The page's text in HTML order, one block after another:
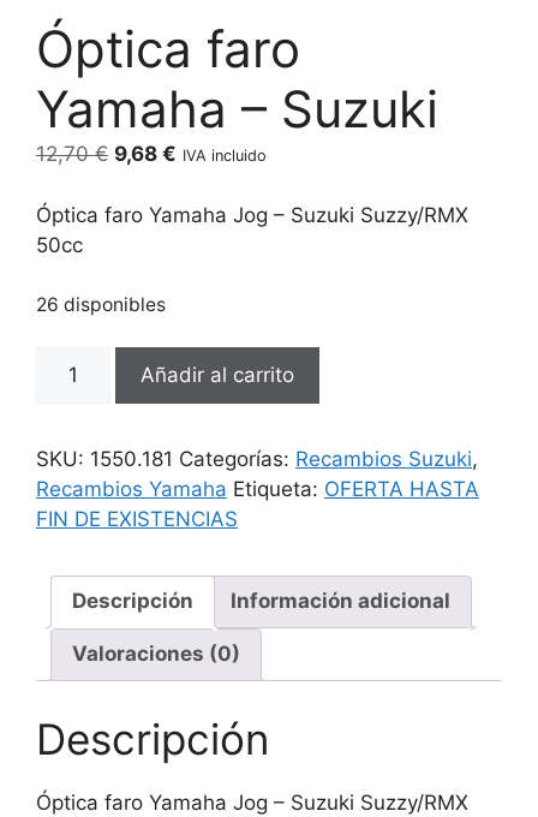
Óptica faro
Yamaha – Suzuki
12,70€ El
original
9,68 € El
actual
IVA incluido
Óptica faro Yamaha Jog – Suzuki Suzzy/RMX
50cc
26 disponibles
-
Suzuki
cantidad
Añadir al carrito
SKU: 1550.181 Categorías: Recambios Suzuki,
Recambios Yamaha Etiqueta: OFERTA HASTA
FIN DE EXISTENCIAS
Descripción Información adicional
Valoraciones (0)
Descripción
Óptica faro Yamaha Jog – Suzuki Suzzy/RMX